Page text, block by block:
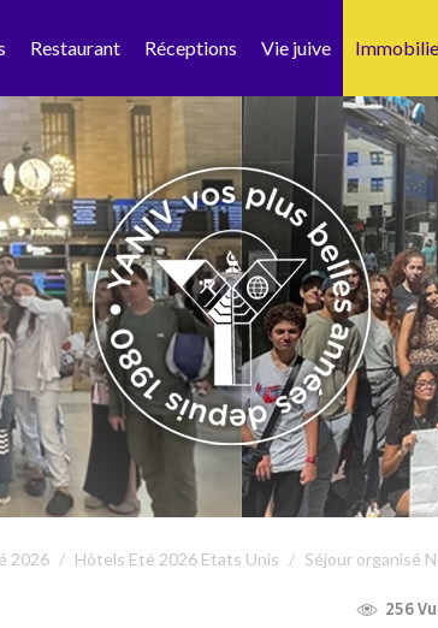
Restaurant Réceptions Vie juive
2026 Hôtels Eté 2026 Etats Unis Séjour organisé
256